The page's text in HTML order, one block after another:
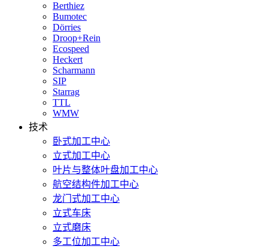
Berthiez
Bumotec
Dörries
Droop+Rein
Ecospeed
Heckert
Scharmann
SIP
Starrag
TTL
WMW
技术
卧式加工中心
立式加工中心
叶片与整体叶盘加工中心
航空结构件加工中心
龙门式加工中心
立式车床
立式磨床
多工位加工中心